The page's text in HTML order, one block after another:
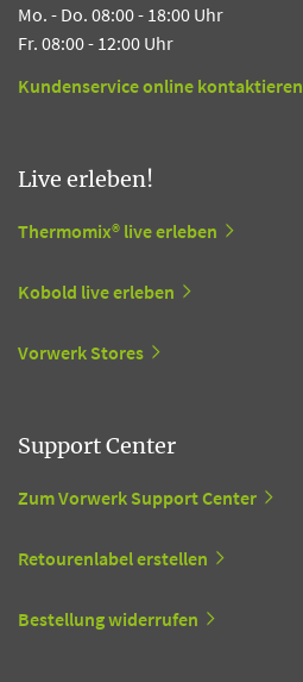
Mo. - Do. 08:00 - 18:00 Uhr
Fr. 08:00 - 12:00 Uhr
Kundenservice online kontaktieren
Live erleben!
Thermomix® live erleben
Kobold live erleben
Vorwerk Stores
Support Center
Zum Vorwerk Support Center
Retourenlabel erstellen
Bestellung widerrufen